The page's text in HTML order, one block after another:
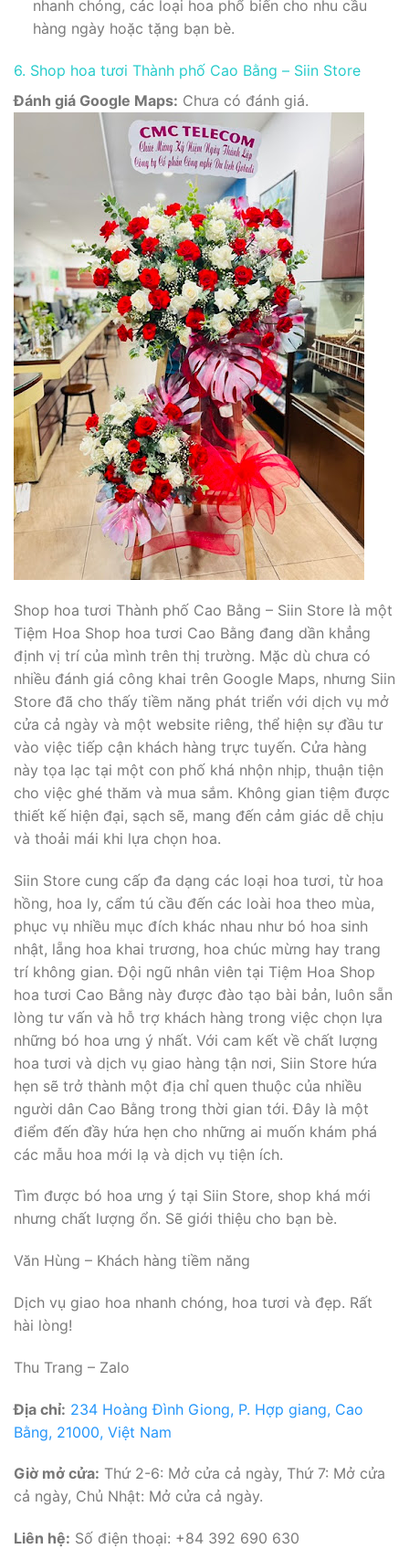
nhanh chóng, các loại hoa phổ biến cho nhu cầu
hàng ngày hoặc tặng bạn bè.
6. Shop hoa tươi Thành phố Cao Bằng – Siin Store
Đánh giá Google Maps: Chưa có đánh giá.
Shop hoa tươi Thành phố Cao Bằng – Siin Store là một
Tiệm Hoa Shop hoa tươi Cao Bằng đang dần khẳng
định vị trí của mình trên thị trường. Mặc dù chưa có
nhiều đánh giá công khai trên Google Maps, nhưng Siin
Store đã cho thấy tiềm năng phát triển với dịch vụ mở
cửa cả ngày và một website riêng, thể hiện sự đầu tư
vào việc tiếp cận khách hàng trực tuyến. Cửa hàng
này tọa lạc tại một con phố khá nhộn nhịp, thuận tiện
cho việc ghé thăm và mua sắm. Không gian tiệm được
thiết kế hiện đại, sạch sẽ, mang đến cảm giác dễ chịu
và thoải mái khi lựa chọn hoa.
Siin Store cung cấp đa dạng các loại hoa tươi, từ hoa
hồng, hoa ly, cẩm tú cầu đến các loài hoa theo mùa,
phục vụ nhiều mục đích khác nhau như bó hoa sinh
nhật, lẵng hoa khai trương, hoa chúc mừng hay trang
trí không gian. Đội ngũ nhân viên tại Tiệm Hoa Shop
hoa tươi Cao Bằng này được đào tạo bài bản, luôn sẵn
lòng tư vấn và hỗ trợ khách hàng trong việc chọn lựa
những bó hoa ưng ý nhất. Với cam kết về chất lượng
hoa tươi và dịch vụ giao hàng tận nơi, Siin Store hứa
hẹn sẽ trở thành một địa chỉ quen thuộc của nhiều
người dân Cao Bằng trong thời gian tới. Đây là một
điểm đến đầy hứa hẹn cho những ai muốn khám phá
các mẫu hoa mới lạ và dịch vụ tiện ích.
Tìm được bó hoa ưng ý tại Siin Store, shop khá mới
nhưng chất lượng ổn. Sẽ giới thiệu cho bạn bè.
Văn Hùng – Khách hàng tiềm năng
Dịch vụ giao hoa nhanh chóng, hoa tươi và đẹp. Rất
hài lòng!
Thu Trang – Zalo
Địa chỉ: 234 Hoàng Đình Giong, P. Hợp giang, Cao
Bằng, 21000, Việt Nam
Giờ mở cửa: Thứ 2-6: Mở cửa cả ngày, Thứ 7: Mở cửa
cả ngày, Chủ Nhật: Mở cửa cả ngày.
Liên hệ: Số điện thoại: +84 392 690 630